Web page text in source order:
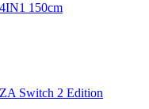
150cm
Switch 2 Edition